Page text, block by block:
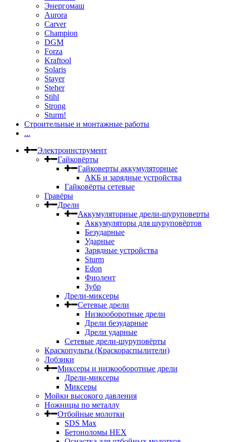
Энергомаш
Aurora
Carver
Champion
DGM
Forza
Kraftool
Solaris
Stayer
Steher
Stihl
Strong
Sturm!
Строительные и монтажные работы
...
Электроинструмент
Гайковёрты
Гайковерты аккумуляторные
АКБ и зарядные устройства
Гайковёрты сетевые
Гравёры
Дрели
Аккумуляторные дрели-шуруповерты
Аккумуляторы для шуруповёртов
Безударные
Ударные
Зарядные устройства
Sturm
Edon
Фиолент
Зубр
Дрели-миксеры
Сетевые дрели
Низкооборотные дрели
Дрели безударные
Дрели ударные
Сетевые дрели-шуруповёрты
Краскопульты (Краскораспылители)
Лобзики
Миксеры и низкооборотные дрели
Дрели-миксеры
Миксеры
Мойки высокого давления
Ножницы по металлу
Отбойные молотки
SDS Max
Бетоноломы HEX